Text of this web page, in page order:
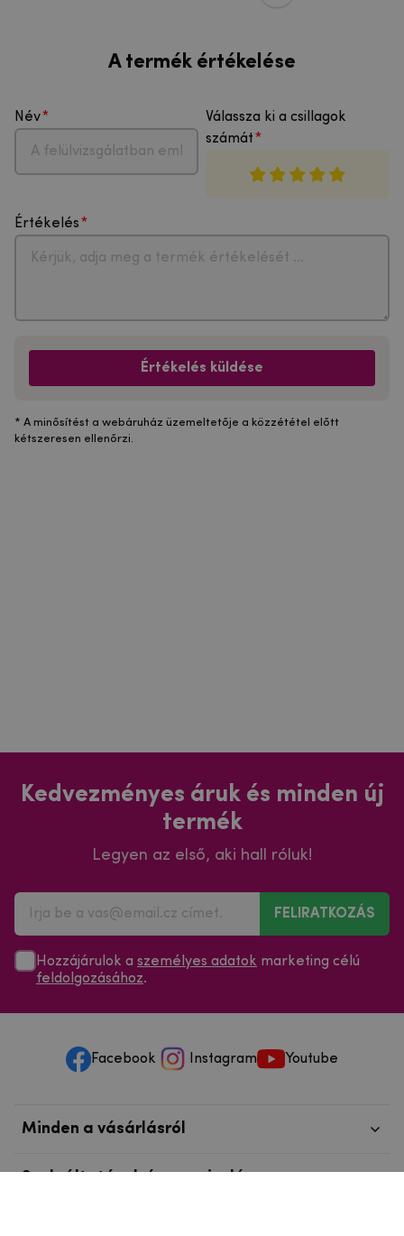
A termék értékelése
Név
Válassza ki a csillagok
számát
Értékelés
Értékelés küldése
* A minősítést a webáruház üzemeltetője a közzététel előtt
kétszeresen ellenőrzi.
Kedvezményes áruk és minden új
termék
Legyen az első, aki hall róluk!
FELIRATKOZÁS
Hozzájárulok a személyes adatok marketing célú
feldolgozásához.
Facebook Instagram Youtube
Minden a vásárlásról